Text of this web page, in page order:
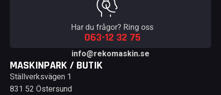
Har du frågor? Ring oss
063-12 32 75
info@rekomaskin.se
MASKINPARK / BUTIK
Ställverksvägen 1
831 52 Östersund